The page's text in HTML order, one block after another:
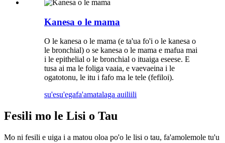
Kanesa o le mama
O le kanesa o le mama (e ta'ua fo'i o le kanesa o
le bronchial) o se kanesa o le mama e mafua mai
i le epithelial o le bronchial o ituaiga eseese. E
tusa ai ma le foliga vaaia, e vaevaeina i le
ogatotonu, le itu i fafo ma le tele (fefiloi).
su'esu'egafa'amatalaga auiliili
Fesili mo le Lisi o Tau
Mo ni fesili e uiga i a matou oloa po'o le lisi o tau, fa'amolemole tu'u